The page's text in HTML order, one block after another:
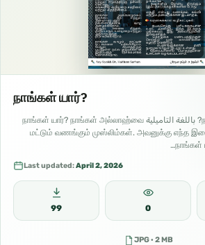
நாங்கள் யார்?
“من نحن؟” நாங்கள் யார்? باللغة التاميلية நாங்கள் யார்? நாங்கள் அல்லாஹ்வை
மட்டும் வணங்கும் முஸ்லிம்கள். அவனுக்கு எந்த
நாங்கள்
Last updated:April 2, 2026
99 0
JPG · 2 MB